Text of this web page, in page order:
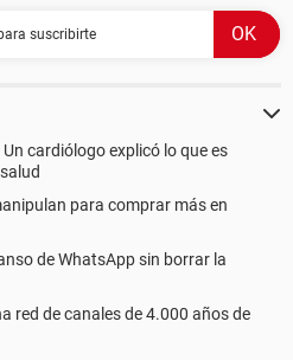
cardiólogo explicó lo que es
para comprar más en
de WhatsApp sin borrar la
red de canales de 4.000 años de